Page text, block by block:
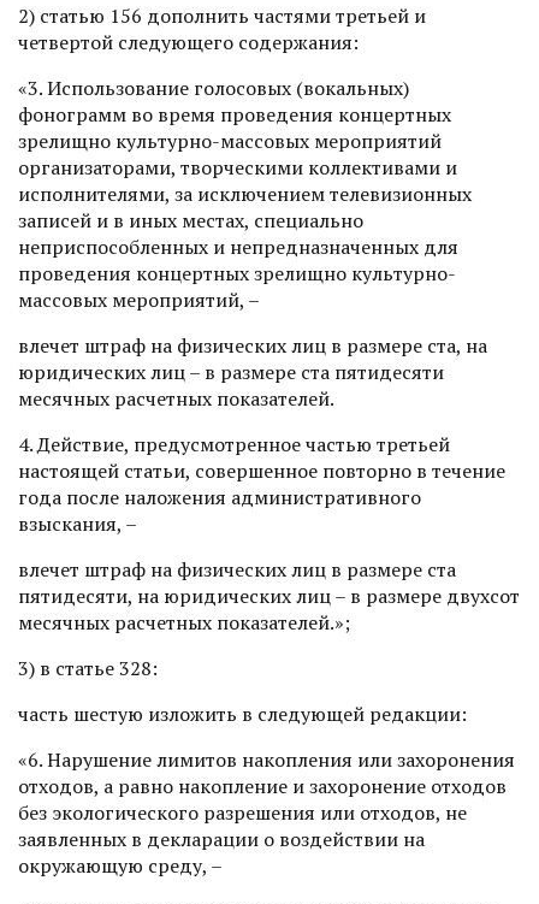
2) статью 156 дополнить частями третьей и
четвертой следующего содержания:
«3. Использование голосовых (вокальных)
фонограмм во время проведения концертных
зрелищно культурно-массовых мероприятий
организаторами, творческими коллективами и
исполнителями, за исключением телевизионных
записей и в иных местах, специально
неприспособленных и непредназначенных для
проведения концертных зрелищно культурно-
массовых мероприятий, –
влечет штраф на физических лиц в размере ста, на
юридических лиц – в размере ста пятидесяти
месячных расчетных показателей.
4. Действие, предусмотренное частью третьей
настоящей статьи, совершенное повторно в течение
года после наложения административного
взыскания, –
влечет штраф на физических лиц в размере ста
пятидесяти, на юридических лиц – в размере двухсот
месячных расчетных показателей.»;
3) в статье 328:
часть шестую изложить в следующей редакции:
«6. Нарушение лимитов накопления или захоронения
отходов, а равно накопление и захоронение отходов
без экологического разрешения или отходов, не
заявленных в декларации о воздействии на
окружающую среду, –